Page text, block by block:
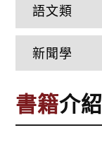
書籍介紹